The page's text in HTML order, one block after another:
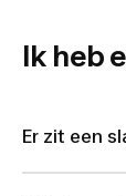
Ik heb
Er zit een